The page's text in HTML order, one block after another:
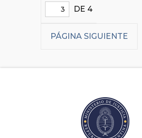
DE 4
PÁGINA SIGUIENTE